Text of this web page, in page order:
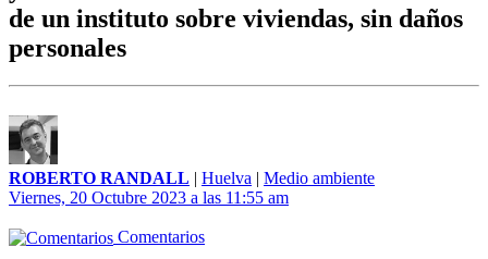
de un instituto sobre viviendas, sin daños
personales
ROBERTO RANDALL | Huelva | Medio ambiente
Viernes, 20 Octubre 2023 a las 11:55 am
Comentarios